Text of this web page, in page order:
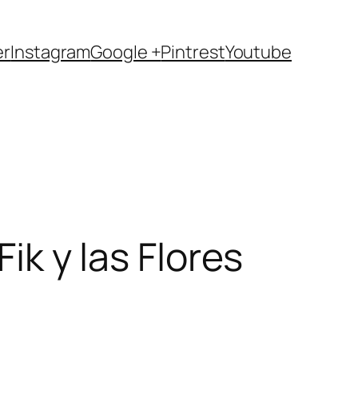
InstagramGoogle +PintrestYoutube
y las Flores